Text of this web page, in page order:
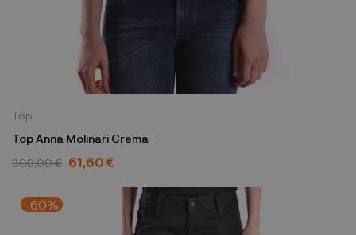
Top
Top Anna Molinari Crema
308,00 € 61,60 €
-60%